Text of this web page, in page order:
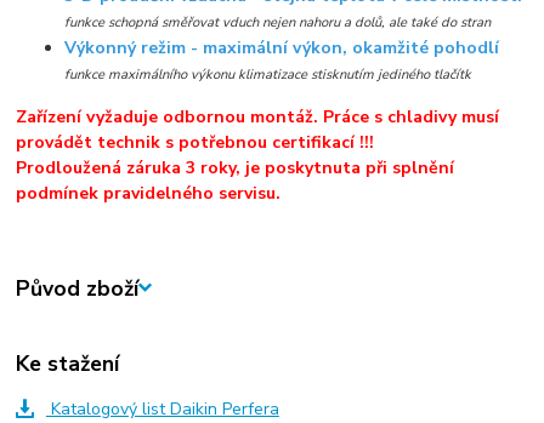
funkce schopná směřovat vduch nejen nahoru a dolů, ale také do stran
Výkonný režim - maximální výkon, okamžité pohodlí
funkce maximálního výkonu klimatizace stisknutím jediného tlačítk
Zařízení vyžaduje odbornou montáž. Práce s chladivy musí
provádět technik s potřebnou certifikací !!!
Prodloužená záruka 3 roky, je poskytnuta při splnění
podmínek pravidelného servisu.
Původ zboží
Ke stažení
Katalogový list Daikin Perfera